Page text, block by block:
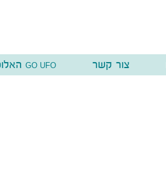
צור קשר GO UFO